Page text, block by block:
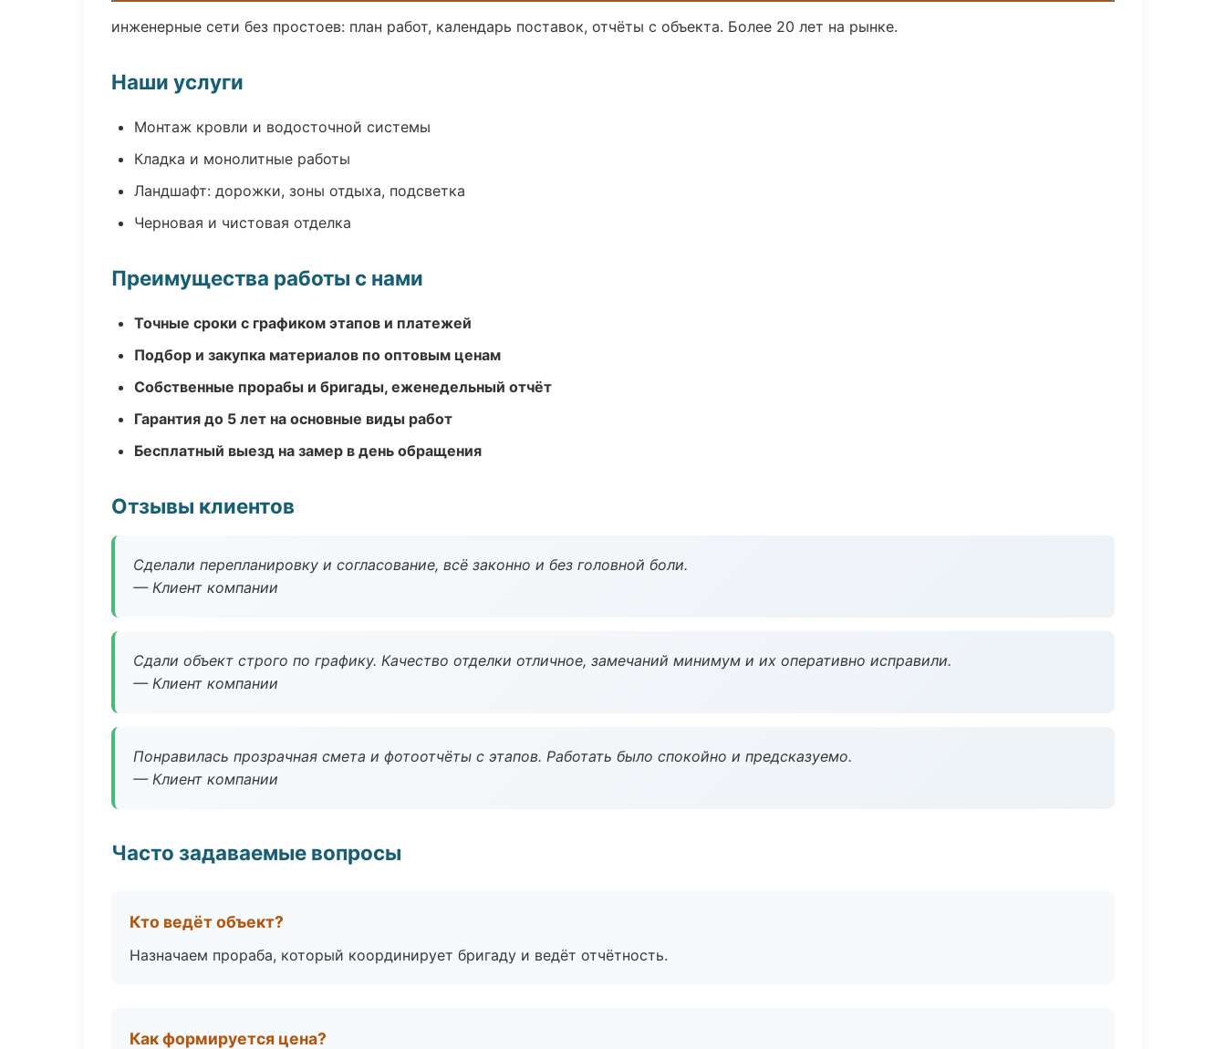
инженерные сети без простоев: план работ, календарь поставок, отчёты с объекта. Более 20 лет на рынке.
Наши услуги
Монтаж кровли и водосточной системы
Кладка и монолитные работы
Ландшафт: дорожки, зоны отдыха, подсветка
Черновая и чистовая отделка
Преимущества работы с нами
Точные сроки с графиком этапов и платежей
Подбор и закупка материалов по оптовым ценам
Собственные прорабы и бригады, еженедельный отчёт
Гарантия до 5 лет на основные виды работ
Бесплатный выезд на замер в день обращения
Отзывы клиентов
Сделали перепланировку и согласование, всё законно и без головной боли.
— Клиент компании
Сдали объект строго по графику. Качество отделки отличное, замечаний минимум и их оперативно исправили.
— Клиент компании
Понравилась прозрачная смета и фотоотчёты с этапов. Работать было спокойно и предсказуемо.
— Клиент компании
Часто задаваемые вопросы
Кто ведёт объект?
Назначаем прораба, который координирует бригаду и ведёт отчётность.
Как формируется цена?